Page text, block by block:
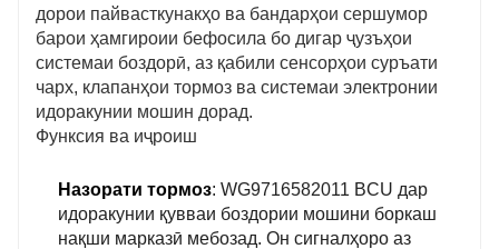
дорои пайвасткунакҳо ва бандарҳои сершумор
барои ҳамгироии бефосила бо дигар ҷузъҳои
системаи боздорӣ, аз қабили сенсорҳои суръати
чарх, клапанҳои тормоз ва системаи электронии
идоракунии мошин дорад.
Функсия ва иҷроиш
Назорати тормоз: WG9716582011 BCU дар
идоракунии қувваи боздории мошини боркаш
нақши марказӣ мебозад. Он сигналҳоро аз